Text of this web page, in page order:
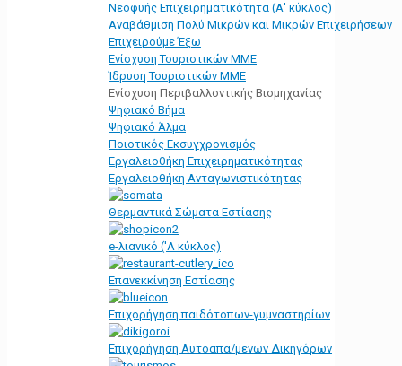
Νεοφυής Επιχειρηματικότητα (Α' κύκλος)
Αναβάθμιση Πολύ Μικρών και Μικρών Επιχειρήσεων
Επιχειρούμε Έξω
Ενίσχυση Τουριστικών ΜΜΕ
Ίδρυση Τουριστικών ΜΜΕ
Ενίσχυση Περιβαλλοντικής Βιομηχανίας
Ψηφιακό Βήμα
Ψηφιακό Άλμα
Ποιοτικός Εκσυγχρονισμός
Εργαλειοθήκη Eπιχειρηματικότητας
Εργαλειοθήκη Ανταγωνιστικότητας
Θερμαντικά Σώματα Εστίασης
e-λιανικό ('Α κύκλος)
Επανεκκίνηση Εστίασης
Επιχορήγηση παιδότοπων-γυμναστηρίων
Επιχορήγηση Αυτοαπα/μενων Δικηγόρων